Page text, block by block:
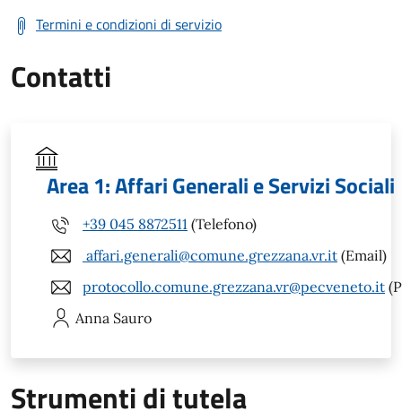
Termini e condizioni di servizio
Contatti
Area 1: Affari Generali e Servizi Sociali
+39 045 8872511 (Telefono)
affari.generali@comune.grezzana.vr.it (Email)
protocollo.comune.grezzana.vr@pecveneto.it
Anna Sauro
Strumenti di tutela